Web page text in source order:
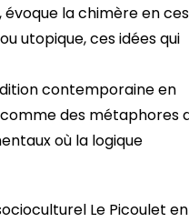
évoque la chimère en ces
utopique, ces idées qui
contemporaine en
des métaphores
où la logique
Le Picoulet en